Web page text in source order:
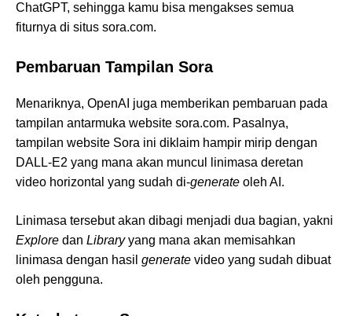
ChatGPT, sehingga kamu bisa mengakses semua
fiturnya di situs sora.com.
Pembaruan Tampilan Sora
Menariknya, OpenAI juga memberikan pembaruan pada
tampilan antarmuka website sora.com. Pasalnya,
tampilan website Sora ini diklaim hampir mirip dengan
DALL-E2 yang mana akan muncul linimasa deretan
video horizontal yang sudah di-generate oleh AI.
Linimasa tersebut akan dibagi menjadi dua bagian, yakni
Explore dan Libraryyang mana akan memisahkan
linimasa dengan hasil generate video yang sudah dibuat
oleh pengguna.